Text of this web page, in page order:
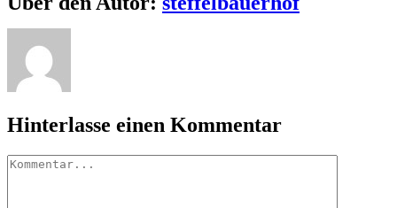
Mail
Hinterlasse einen Kommentar
Kommentar